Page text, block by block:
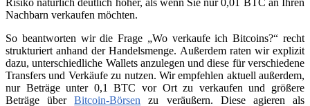
Risiko natürlich deutlich höher, als wenn Sie nur 0,01 BTC an Ihren
Nachbarn verkaufen möchten.
So beantworten wir die Frage „Wo verkaufe ich Bitcoins?“ recht
strukturiert anhand der Handelsmenge. Außerdem raten wir explizit
dazu, unterschiedliche Wallets anzulegen und diese für verschiedene
Transfers und Verkäufe zu nutzen. Wir empfehlen aktuell außerdem,
nur Beträge unter 0,1 BTC vor Ort zu verkaufen und größere
Beträge überBitcoin-Börsen zu veräußern. Diese agieren als